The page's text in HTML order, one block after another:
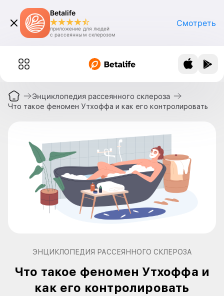
Betalife
приложение для людей
с рассеянным склерозом
Смотреть
Энциклопедия рассеянного склероза
Что такое феномен Утхоффа и как его контролировать
ЭНЦИКЛОПЕДИЯ РАССЕЯННОГО СКЛЕРОЗА
Что такое феномен Утхоффа и
как его контролировать